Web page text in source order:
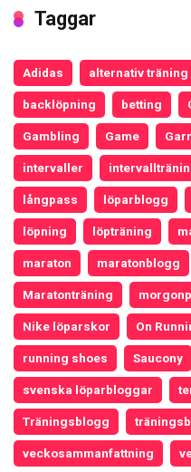
Taggar
Adidas alternativ träning
backlöpning betting
Gambling Game
intervaller
långpass löparblogg
löpning löpträning
maraton maratonblogg
Maratonträning
Nike löparskor On
running shoes Saucony
svenska löparbloggar
Träningsblogg
veckosammanfattning